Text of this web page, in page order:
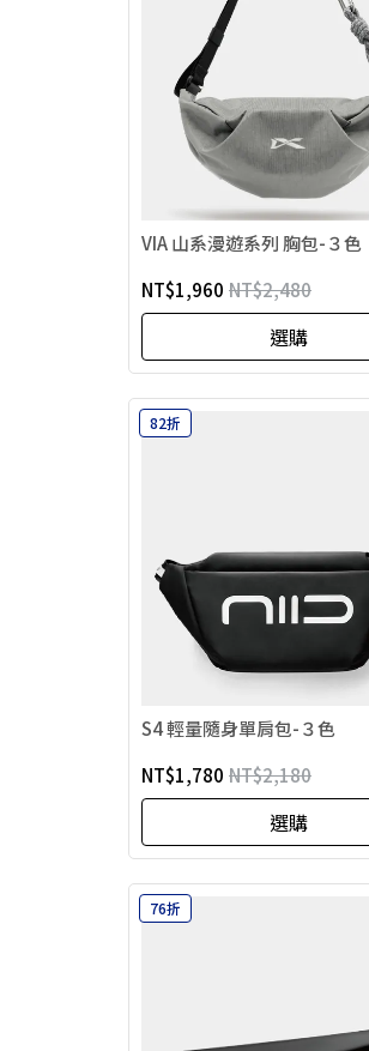
VIA 山系漫遊系列 胸包-３色
NT$1,960 NT$2,480
選購
82折
S4 輕量隨身單肩包-３色
NT$1,780 NT$2,180
選購
76折